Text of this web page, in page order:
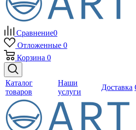
Сравнение0
Отложенные 0
Корзина 0
Каталог
товаров
Наши
услуги
Доставка